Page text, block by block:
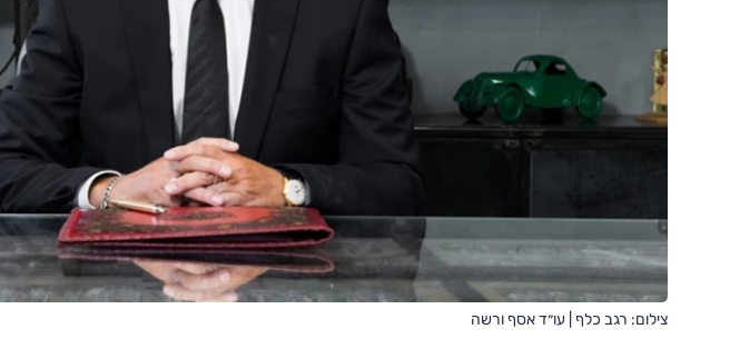
צילום: רגב כלף | עו״ד אסף ורשה